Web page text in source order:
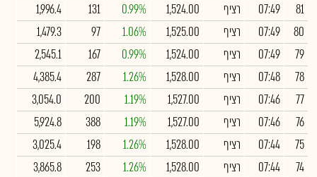
81
07:49 רציף 1,524.00
0.99%
131
1,996.4
80
07:49 רציף 1,525.00
1.06%
97
1,479.3
79
07:49 רציף 1,524.00
0.99%
167
2,545.1
78
07:48 רציף 1,528.00
1.26%
287
4,385.4
77
07:46 רציף 1,527.00
1.19%
200
3,054.0
76
07:46 רציף 1,527.00
1.19%
388
5,924.8
75
07:44 רציף 1,528.00
1.26%
198
3,025.4
74
07:44 רציף 1,528.00
1.26%
253
3,865.8